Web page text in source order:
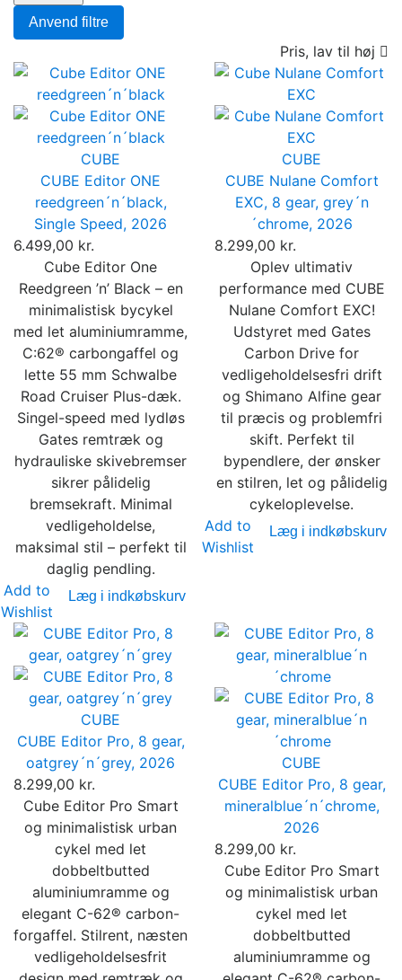
Anvend filtre
Pris, lav til høj 
CUBE
CUBE Editor ONE
reedgreen´n´black,
Single Speed, 2026
6.499,00 kr.
Cube Editor One
Reedgreen ’n’ Black – en
minimalistisk bycykel
med let aluminiumramme,
C:62® carbongaffel og
lette 55 mm Schwalbe
Road Cruiser Plus-dæk.
Singel-speed med lydløs
Gates remtræk og
hydrauliske skivebremser
sikrer pålidelig
bremsekraft. Minimal
vedligeholdelse,
maksimal stil – perfekt til
daglig pendling.
Add to
Wishlist
Læg i indkøbskurv
CUBE
CUBE Nulane Comfort
EXC, 8 gear, grey´n
´chrome, 2026
8.299,00 kr.
Oplev ultimativ
performance med CUBE
Nulane Comfort EXC!
Udstyret med Gates
Carbon Drive for
vedligeholdelsesfri drift
og Shimano Alfine gear
til præcis og problemfri
skift. Perfekt til
bypendlere, der ønsker
en stilren, let og pålidelig
cykeloplevelse.
Add to
Wishlist
Læg i indkøbskurv
CUBE
CUBE Editor Pro, 8 gear,
oatgrey´n´grey, 2026
8.299,00 kr.
Cube Editor Pro Smart
og minimalistisk urban
cykel med let
dobbeltbutted
aluminiumramme og
elegant C-62® carbon-
forgaffel. Stilrent, næsten
vedligeholdelsesfrit
CUBE
CUBE Editor Pro, 8 gear,
mineralblue´n´chrome,
2026
8.299,00 kr.
Cube Editor Pro Smart
og minimalistisk urban
cykel med let
dobbeltbutted
aluminiumramme og